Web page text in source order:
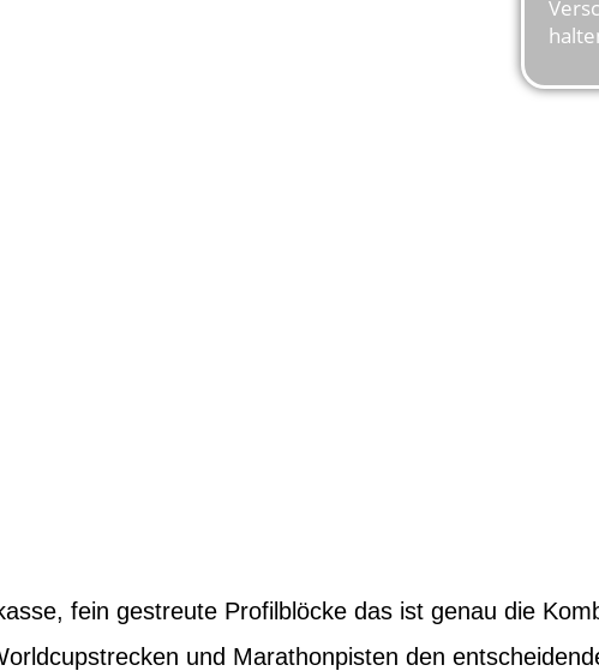
fein gestreute Profilblöcke das ist genau die
und Marathonpisten den